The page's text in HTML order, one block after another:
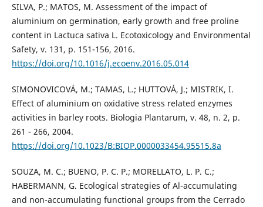
SILVA, P.; MATOS, M. Assessment of the impact of
aluminium on germination, early growth and free proline
content in Lactuca sativa L. Ecotoxicology and Environmental
Safety, v. 131, p. 151-156, 2016.
https://doi.org/10.1016/j.ecoenv.2016.05.014
SIMONOVICOVÁ, M.; TAMAS, L.; HUTTOVÁ, J.; MISTRIK, I.
Effect of aluminium on oxidative stress related enzymes
activities in barley roots. Biologia Plantarum, v. 48, n. 2, p.
261 - 266, 2004.
https://doi.org/10.1023/B:BIOP.0000033454.95515.8a
SOUZA, M. C.; BUENO, P. C. P.; MORELLATO, L. P. C.;
HABERMANN, G. Ecological strategies of Al-accumulating
and non-accumulating functional groups from the Cerrado